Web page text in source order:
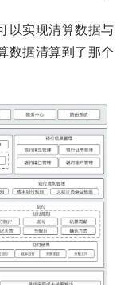
以实现清算数据与
数据清算到了那个